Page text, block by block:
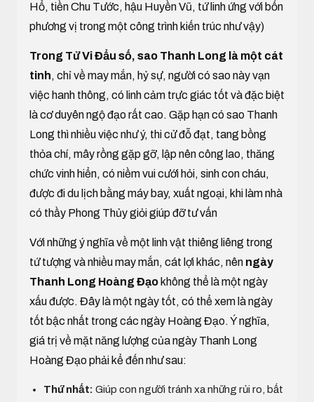
Hổ, tiền Chu Tước, hậu Huyền Vũ, tứ linh ứng với bốn
phương vị trong một công trình kiến trúc như vậy)
Trong Tử Vi Đẩu số, sao Thanh Long là một cát
tinh, chỉ về may mắn, hỷ sự, người có sao này vạn
việc hanh thông, có linh cảm trực giác tốt và đặc biệt
là cơ duyên ngộ đạo rất cao. Gặp hạn có sao Thanh
Long thì nhiều việc như ý, thi cử đỗ đạt, tang bồng
thỏa chí, mây rồng gặp gỡ, lập nên công lao, thăng
chức vinh hiển, có niềm vui cưới hỏi, sinh con cháu,
được đi du lịch bằng máy bay, xuất ngoại, khi làm nhà
có thầy Phong Thủy giỏi giúp đỡ tư vấn
Với những ý nghĩa về một linh vật thiêng liêng trong
tứ tượng và nhiều may mắn, cát lợi khác, nên ngày
Thanh Long Hoàng Đạo không thể là một ngày
xấu được. Đây là một ngày tốt, có thể xem là ngày
tốt bậc nhất trong các ngày Hoàng Đạo. Ý nghĩa,
giá trị về mặt năng lượng của ngày Thanh Long
Hoàng Đạo phải kể đến như sau:
Thứ nhất: Giúp con người tránh xa những rủi ro, bất